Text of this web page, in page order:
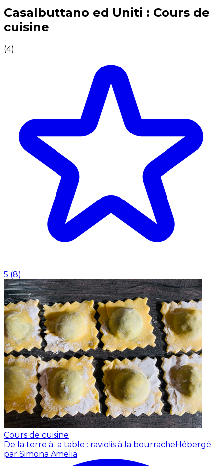
Expériences culinaires inoubliables : Expériences
Casalbuttano ed Uniti : Cours de
cuisine
(4)
5 (8)
Cours de cuisine
De la terre à la table : raviolis à la bourracheHébergé
par Simona Amelia